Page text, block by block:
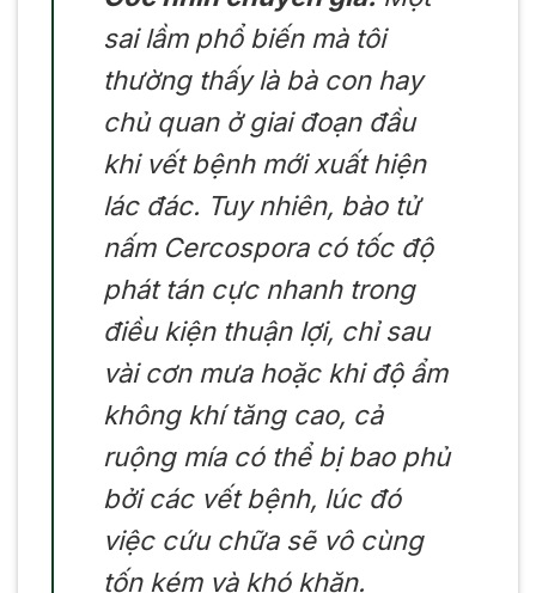
sai lầm phổ biến mà tôi
thường thấy là bà con hay
chủ quan ở giai đoạn đầu
khi vết bệnh mới xuất hiện
lác đác. Tuy nhiên, bào tử
nấm Cercosporacó tốc độ
phát tán cực nhanh trong
điều kiện thuận lợi, chỉ sau
vài cơn mưa hoặc khi độ ẩm
không khí tăng cao, cả
ruộng mía có thể bị bao phủ
bởi các vết bệnh, lúc đó
việc cứu chữa sẽ vô cùng
tốn kém và khó khăn.